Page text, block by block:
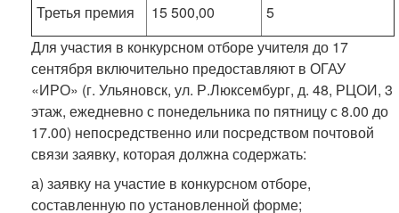
Третья премия
15 500,00
5
Для участия в конкурсном отборе учителя до 17
сентября включительно предоставляют в ОГАУ
«ИРО» (г. Ульяновск, ул. Р.Люксембург, д. 48, РЦОИ, 3
этаж, ежедневно с понедельника по пятницу с 8.00 до
17.00) непосредственно или посредством почтовой
связи заявку, которая должна содержать:
а) заявку на участие в конкурсном отборе,
составленную по установленной форме;